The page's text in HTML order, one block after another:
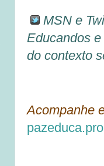
MSN e
Educandos
do contexto
Acompanhe